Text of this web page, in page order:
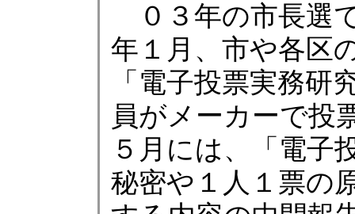
０３年の市長選
年１月、市や各区
「電子投票実務研
員がメーカーで投
５月には、「電子
秘密や１人１票の